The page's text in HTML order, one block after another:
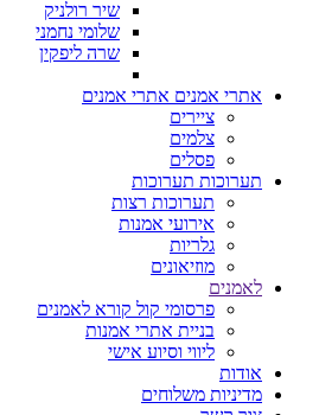
שיר רולניק
שלומי נחמני
שרה ליפקין
אתרי אמנים אתרי אמנים
ציירים
צלמים
פסלים
תערוכות תערוכות
תערוכות רצות
אירועי אמנות
גלריות
מוזיאונים
לאמנים
פרסומי קול קורא לאמנים
בניית אתרי אמנות
ליווי וסיוע אישי
אודות
מדיניות משלוחים